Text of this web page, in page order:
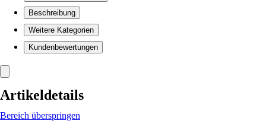
Beschreibung
Weitere Kategorien
Kundenbewertungen
Artikeldetails
Bereich überspringen